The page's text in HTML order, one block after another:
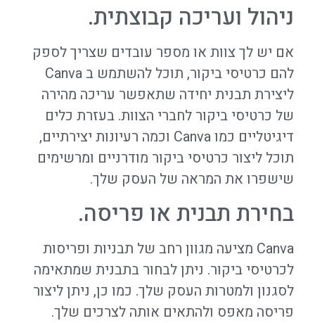
ניהול ועריכה קבוצתית.
אם יש לך צוות או מספר עובדים שצריך לספק
להם כרטיסי ביקור, תוכל להשתמש ב Canva
ליצירת תבנית יחידה שתאפשר עריכה מהירה
של כרטיסי ביקור לחברי הצוות. בעזרת כלים
דיגיטליים כמו Canva וכמה רעיונות יצירתיים,
תוכל ליצור כרטיסי ביקור מודרניים ומרשימים
שישפרו את המראה של העסק שלך.
בחירת תבנית או פריסה.
Canva מציעה מגוון רחב של תבניות ופריסות
לכרטיסי ביקור. ניתן לבחור בתבנית שמתאימה
לסגנון ולמטרות העסק שלך. כמו כן, ניתן ליצור
פריסה מאפס ולהתאים אותה לצרכים שלך.